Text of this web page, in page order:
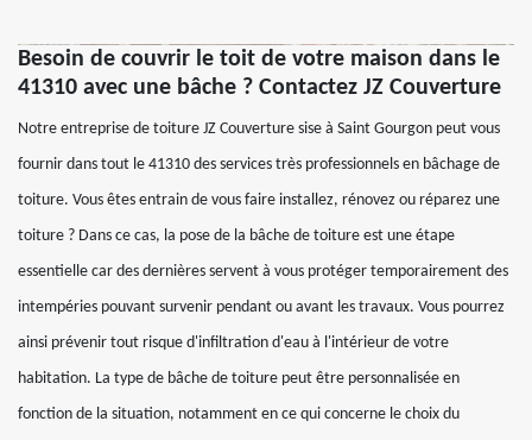
Besoin de couvrir le toit de votre maison dans le
41310 avec une bâche ? Contactez JZ Couverture
Notre entreprise de toiture JZ Couverture sise à Saint Gourgon peut vous
fournir dans tout le 41310 des services très professionnels en bâchage de
toiture. Vous êtes entrain de vous faire installez, rénovez ou réparez une
toiture ? Dans ce cas, la pose de la bâche de toiture est une étape
essentielle car des dernières servent à vous protéger temporairement des
intempéries pouvant survenir pendant ou avant les travaux. Vous pourrez
ainsi prévenir tout risque d'infiltration d'eau à l'intérieur de votre
habitation. La type de bâche de toiture peut être personnalisée en
fonction de la situation, notamment en ce qui concerne le choix du